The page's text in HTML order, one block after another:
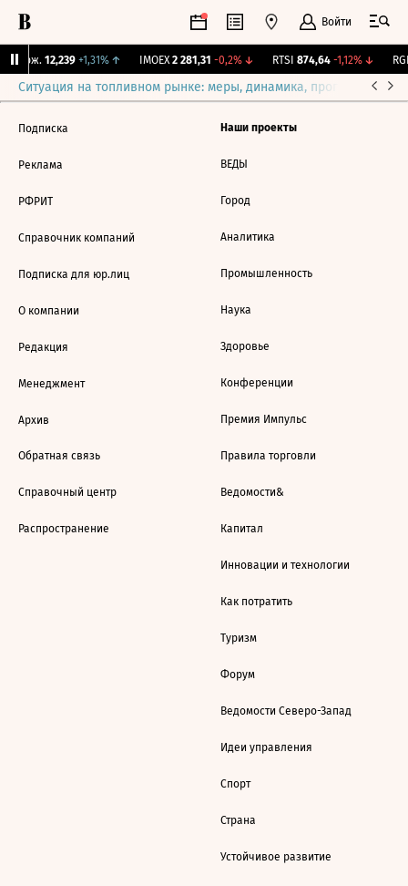
Войти
Бирж. 12,239 +1,31%↑ IMOEX 2 281,31 -0,2%↓ RTSI 874,64 -1,12%↓
Ситуация на топливном рынке: меры, динамика, прогнозы
Подписка
Реклама
РФРИТ
Справочник компаний
Подписка для юр.лиц
О компании
Редакция
Менеджмент
Архив
Обратная связь
Справочный центр
Распространение
Наши проекты
ВЕДЫ
Город
Аналитика
Промышленность
Наука
Здоровье
Конференции
Премия Импульс
Правила торговли
Ведомости&
Капитал
Инновации и технологии
Как потратить
Туризм
Форум
Ведомости Северо-Запад
Идеи управления
Спорт
Страна
Устойчивое развитие